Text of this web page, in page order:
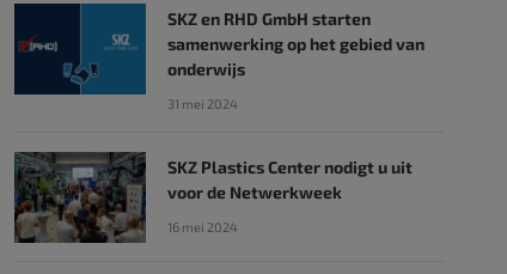
SKZ en RHD GmbH starten
samenwerking op het gebied van
onderwijs
31 mei 2024
SKZ Plastics Center nodigt u uit
voor de Netwerkweek
16 mei 2024